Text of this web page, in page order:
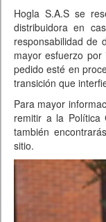
Hogla S.A.S se
distribuidora en
responsabilidad de
mayor esfuerzo
pedido esté en
transición que
Para mayor
remitir a la Política
también
sitio.